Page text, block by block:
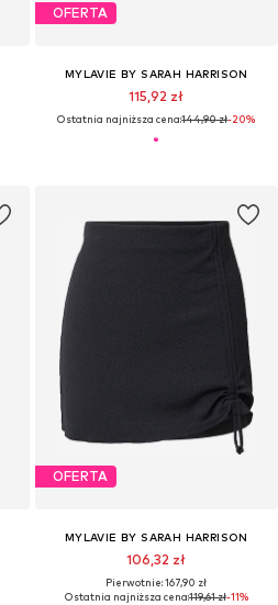
OFERTA
MYLAVIE BY SARAH HARRISON
115,92 zł
Ostatnia najniższa cena:144,90 zł-20%
OFERTA
MYLAVIE BY SARAH HARRISON
106,32 zł
Pierwotnie: 167,90 zł
Ostatnia najniższa cena:119,61 zł-11%